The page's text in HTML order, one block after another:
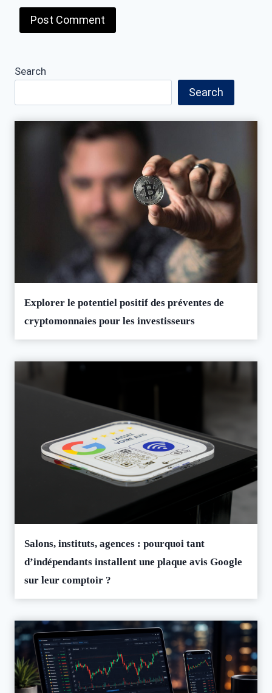
Search
Search
Explorer le potentiel positif des préventes de
cryptomonnaies pour les investisseurs
Salons, instituts, agences : pourquoi tant
d’indépendants installent une plaque avis Google
sur leur comptoir ?